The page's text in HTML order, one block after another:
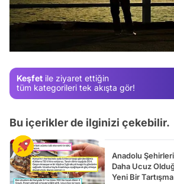
Keşfet ile ziyaret ettiğin
tüm kategorileri tek akışta gör!
Bu içerikler de ilginizi çekebilir.
Anadolu
Daha Ucuz
Yeni Bir